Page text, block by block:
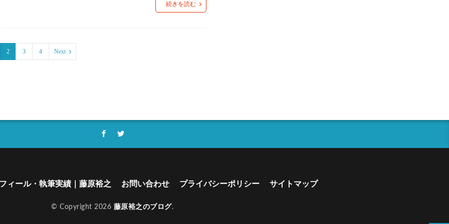
続きを読む
2 3 4 Next
ィール・執筆実績｜藤原裕之 お問い合わせ プライバシーポリシー サイトマップ
© Copyright 2026 藤原裕之のブログ.